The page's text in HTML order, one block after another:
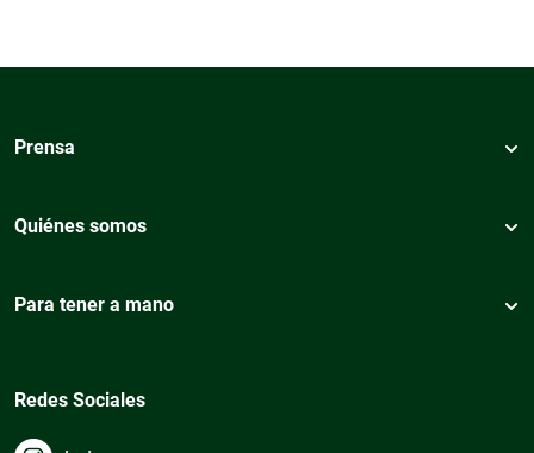
Prensa
Quiénes somos
Para tener a mano
Redes Sociales